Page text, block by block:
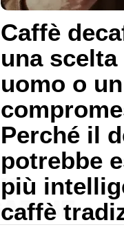
Caffè
una scelta
uomo o un
Perché il
potrebbe
più
caffè